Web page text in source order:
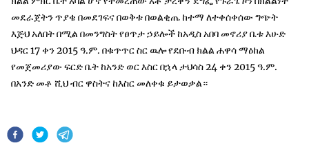
መደራጀትን ጥያቄ በመደገፍና በወቅቱ በወልቂጤ ከተማ ለተቀሰቀሰው ግጭት
እጅህ አለበት በሚል በመንግስት የፀጥታ ኃይሎች ከአዲስ አበባ መኖሪያ ቤቱ እሁድ
ህዳር 17 ቀን 2015 ዓ.ም. በቁጥጥር ስር ዉሎ የደቡብ ክልል ሐዋሳ ማዕከል
የመጀመሪያው ፍርድ ቤት ከአንድ ወር እስር በኋላ ታህሳስ 24 ቀን 2015 ዓ.ም.
በአንድ መቶ ሺህ ብር ዋስትና ከእስር መለቀቁ ይታወቃል።